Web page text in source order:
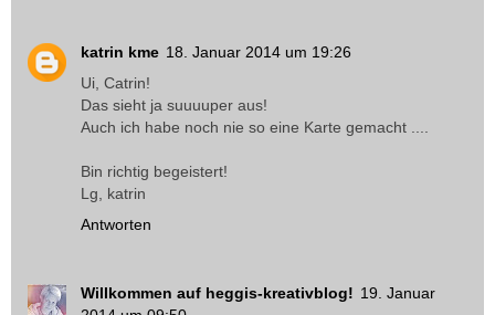
katrin kme 18. Januar 2014 um 19:26
Ui, Catrin!
Das sieht ja suuuuper aus!
Auch ich habe noch nie so eine Karte gemacht ....
Bin richtig begeistert!
Lg, katrin
Antworten
Willkommen auf heggis-kreativblog! 19. Januar